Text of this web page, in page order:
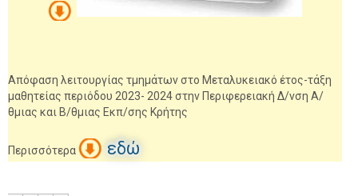
Απόφαση λειτουργίας τμημάτων στο Μεταλυκειακό έτος-τάξη
μαθητείας περιόδου 2023- 2024 στην Περιφερειακή Δ/νση Α/
θμιας και Β/θμιας Εκπ/σης Κρήτης
Περισσότερα εδώ